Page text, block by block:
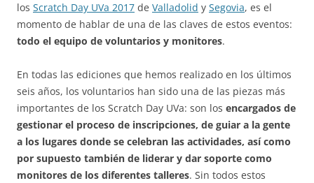
los Scratch Day UVa 2017 de Valladolid y Segovia, es el
momento de hablar de una de las claves de estos eventos:
todo el equipo de voluntarios y monitores.
En todas las ediciones que hemos realizado en los últimos
seis años, los voluntarios han sido una de las piezas más
importantes de los Scratch Day UVa: son los encargados de
gestionar el proceso de inscripciones, de guiar a la gente
a los lugares donde se celebran las actividades, así como
por supuesto también de liderar y dar soporte como
monitores de los diferentes talleres. Sin todos estos